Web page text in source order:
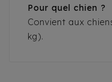
Pour quel chien ?
Convient aux
kg).